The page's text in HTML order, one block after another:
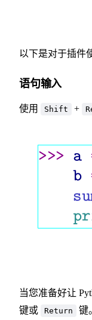
以下是对于插件
语句输入
使用 Shift +
当您准备好让
键或 Return 键